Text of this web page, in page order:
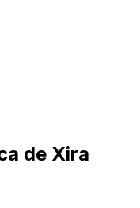
de Xira